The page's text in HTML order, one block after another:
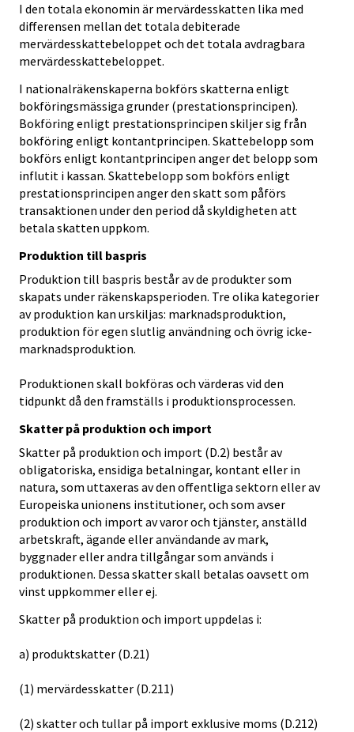
I den totala ekonomin är mervärdesskatten lika med
differensen mellan det totala debiterade
mervärdesskattebeloppet och det totala avdragbara
mervärdesskattebeloppet.
I nationalräkenskaperna bokförs skatterna enligt
bokföringsmässiga grunder (prestationsprincipen).
Bokföring enligt prestationsprincipen skiljer sig från
bokföring enligt kontantprincipen. Skattebelopp som
bokförs enligt kontantprincipen anger det belopp som
influtit i kassan. Skattebelopp som bokförs enligt
prestationsprincipen anger den skatt som påförs
transaktionen under den period då skyldigheten att
betala skatten uppkom.
Produktion till baspris
Produktion till baspris består av de produkter som
skapats under räkenskapsperioden. Tre olika kategorier
av produktion kan urskiljas: marknadsproduktion,
produktion för egen slutlig användning och övrig icke-
marknadsproduktion.
Produktionen skall bokföras och värderas vid den
tidpunkt då den framställs i produktionsprocessen.
Skatter på produktion och import
Skatter på produktion och import (D.2) består av
obligatoriska, ensidiga betalningar, kontant eller in
natura, som uttaxeras av den offentliga sektorn eller av
Europeiska unionens institutioner, och som avser
produktion och import av varor och tjänster, anställd
arbetskraft, ägande eller användande av mark,
byggnader eller andra tillgångar som används i
produktionen. Dessa skatter skall betalas oavsett om
vinst uppkommer eller ej.
Skatter på produktion och import uppdelas i:
a) produktskatter (D.21)
(1) mervärdesskatter (D.211)
(2) skatter och tullar på import exklusive moms (D.212)